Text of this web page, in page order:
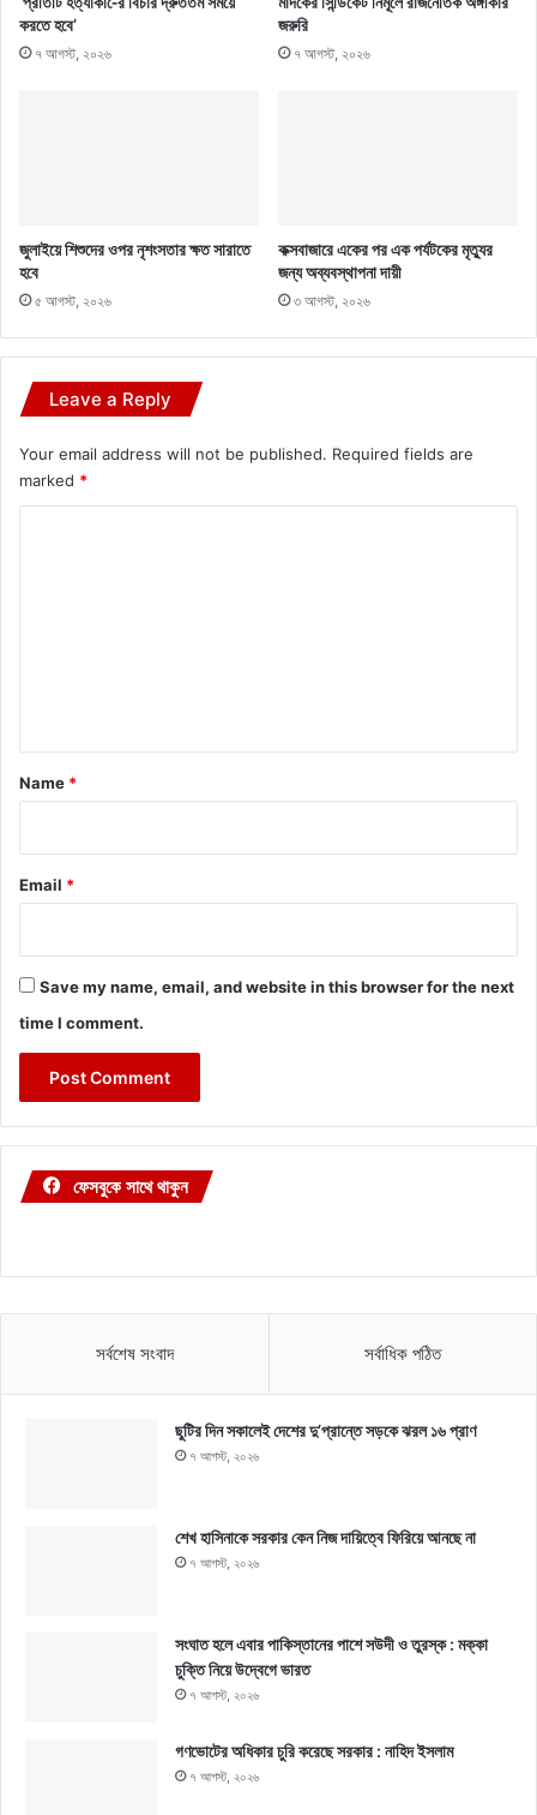
করতে হবে’
৭ আগস্ট, ২০২৬
জরুরি
৭ আগস্ট, ২০২৬
জুলাইয়ে শিশুদের ওপর নৃশংসতার ক্ষত সারাতে
হবে
৫ আগস্ট, ২০২৬
কক্সবাজারে একের পর এক পর্যটকের মৃত্যুর
জন্য অব্যবস্থাপনা দায়ী
৩ আগস্ট, ২০২৬
Leave a Reply
Your email address will not be published. Required fields are
marked *
*
Name *
Email *
Save my name, email, and website in this browser for the next
time I comment.
ফেসবুকে সাথে থাকুন
সর্বশেষ সংবাদ সর্বাধিক পঠিত
ছুটির দিন সকালেই দেশের দু’প্রান্তে সড়কে ঝরল ১৬ প্রাণ
৭ আগস্ট, ২০২৬
শেখ হাসিনাকে সরকার কেন নিজ দায়িত্বে ফিরিয়ে আনছে না
৭ আগস্ট, ২০২৬
সংঘাত হলে এবার পাকিস্তানের পাশে সউদী ও তুরস্ক : মক্কা
চুক্তি নিয়ে উদ্বেগে ভারত
৭ আগস্ট, ২০২৬
গণভোটের অধিকার চুরি করেছে সরকার : নাহিদ ইসলাম
৭ আগস্ট, ২০২৬